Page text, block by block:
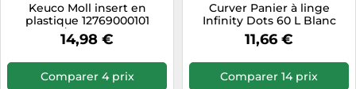
Keuco Moll insert en
plastique 12769000101
chromé / anthracite, pour
kit de brosse de toilette
14,98 €
Comparer 4 prix
Curver Panier à linge
Infinity Dots 60 L Blanc
11,66 €
Comparer 14 prix